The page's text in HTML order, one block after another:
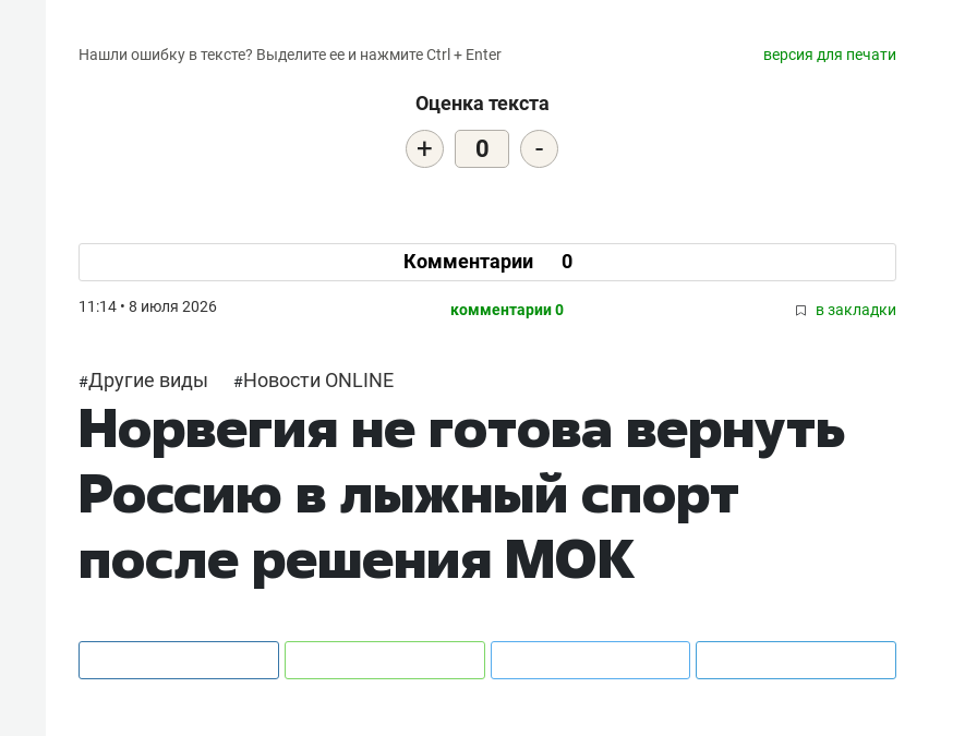
Нашли ошибку в тексте? Выделите ее и нажмите Ctrl + Enter версия для печати
Оценка текста
+ 0 -
Комментарии 0
11:14 • 8 июля 2026 комментарии 0 в закладки
#Другие виды #Новости ONLINE
Норвегия не готова вернуть
Россию в лыжный спорт
после решения МОК